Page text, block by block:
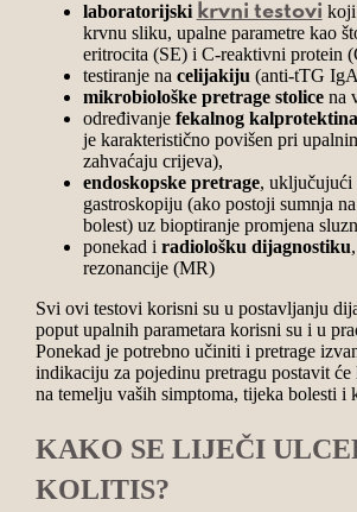
laboratorijski krvni testovi
krvnu sliku, upalne parametre kao
eritrocita (SE) i C-reaktivni protein
testiranje na celijakiju (anti-tTG
mikrobiološke pretrage stolicena
određivanje fekalnog kalprotektina
je karakteristično povišen pri
zahvaćaju crijeva),
endoskopske pretrage, uključujući
gastroskopiju (ako postoji sumnja
bolest) uz bioptiranje promjena
ponekad i radiološku dijagnostiku
rezonancije (MR)
Svi ovi testovi korisni su u postavljanju
poput upalnih parametara korisni su i u
Ponekad je potrebno učiniti i pretrage
indikaciju za pojedinu pretragu postavit
na temelju vaših simptoma, tijeka bolesti i
KAKO SE LIJEČI
KOLITIS?